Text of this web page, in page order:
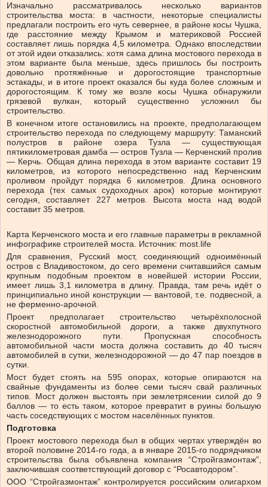
Изначально рассматривалось несколько вариантов
строительства моста: в частности, некоторые специалисты
предлагали построить его чуть севернее, в районе косы Чушка,
где расстояние между Крымом и материковой Россией
составляет лишь порядка 4,5 километра. Однако впоследствии
от этой идеи отказались: хотя сама длина мостового перехода в
этом варианте была меньше, здесь пришлось бы построить
довольно протяжённые и дорогостоящие транспортные
эстакады, и в итоге проект оказался бы куда более сложным и
дорогостоящим. К тому же возле косы Чушка обнаружили
грязевой вулкан, который существенно усложнил бы
строительство.
В конечном итоге остановились на проекте, предполагающем
строительство перехода по следующему маршруту: Таманский
полустров в районе озера Тузла — существующая
пятикилометровая дамба — остров Тузла — Керченский пролив
— Керчь. Общая длина перехода в этом варианте составит 19
километров, из которого непосредственно над Керченским
проливом пройдут порядка 6 километров. Длина основного
перехода (тех самых судоходных арок) которые монтируют
сегодня, составляет 227 метров. Высота моста над водой
составит 35 метров.
Карта Керченского моста и его главные параметры в рекламной
инфографике строителей моста. Источник: most.life
Для сравнения, Русский мост, соединяющий одноимённый
остров с Владивостоком, до сего времени считавшийся самым
крупным подобным проектом в новейшей истории России,
имеет лишь 3,1 километра в длину. Правда, там речь идёт о
принципиально иной конструкции — вантовой, т.е. подвесной, а
не ферменно-арочной.
Проект предполагает строительство четырёхполосной
скоростной автомобильной дороги, а также двухпутного
железнодорожного пути. Пропускная способность
автомобильной части моста должна составить до 40 тысяч
автомобилей в сутки, железнодорожной — до 47 пар поездов в
сутки.
Мост будет стоять на 595 опорах, которые опираются на
свайные фундаменты из более семи тысяч свай различных
типов. Мост должен выстоять при землетрясении силой до 9
баллов — то есть таком, которое превратит в руины большую
часть соседствующих с мостом населённых пунктов.
Подготовка
Проект мостового перехода был в общих чертах утверждён во
второй половине 2014-го года, а в январе 2015-го подрядчиком
строительства была объявлена компания “Стройгазмонтаж”,
заключившая соответствующий договор с “Росавтодором”.
ООО “Стройгазмонтаж” контролируется российским олигархом